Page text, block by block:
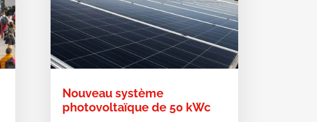
Nouveau système
photovoltaïque de 50 kWc